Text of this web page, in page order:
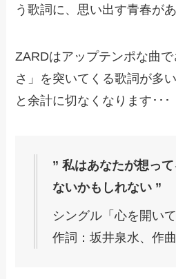
う歌詞に、思い出す青春が
ZARDはアップテンポな曲
さ」を突いてくる歌詞が多
と余計に切なくなります･･･
” 私はあなたが想っ
ないかもしれない ”
シングル「心を開い
作詞：坂井泉水、作